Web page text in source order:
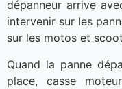
dépanneur arrive
intervenir sur les
sur les motos et
Quand la panne
place, casse